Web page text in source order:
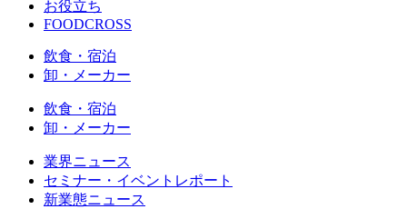
お役立ち
FOODCROSS
飲食・宿泊
卸・メーカー
飲食・宿泊
卸・メーカー
業界ニュース
セミナー・イベントレポート
新業態ニュース